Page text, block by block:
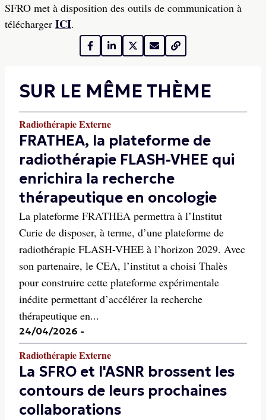
SFRO met à disposition des outils de communication à
télécharger ICI.
SUR LE MÊME THÈME
Radiothérapie Externe
FRATHEA, la plateforme de
radiothérapie FLASH-VHEE qui
enrichira la recherche
thérapeutique en oncologie
La plateforme FRATHEA permettra à l’Institut
Curie de disposer, à terme, d’une plateforme de
radiothérapie FLASH-VHEE à l’horizon 2029. Avec
son partenaire, le CEA, l’institut a choisi Thalès
pour construire cette plateforme expérimentale
inédite permettant d’accélérer la recherche
thérapeutique en...
24/04/2026 -
Radiothérapie Externe
La SFRO et l'ASNR brossent les
contours de leurs prochaines
collaborations